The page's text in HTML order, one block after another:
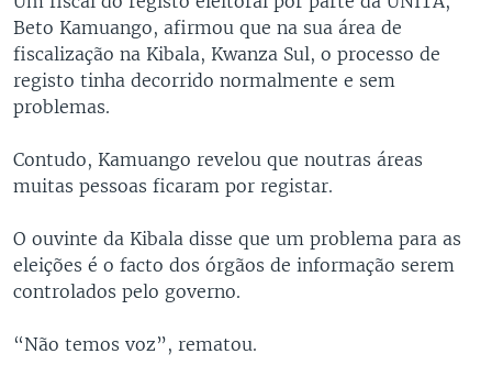
Beto Kamuango, afirmou que na sua área de
fiscalização na Kibala, Kwanza Sul, o processo de
registo tinha decorrido normalmente e sem
problemas.
Contudo, Kamuango revelou que noutras áreas
muitas pessoas ficaram por registar.
O ouvinte da Kibala disse que um problema para as
eleições é o facto dos órgãos de informação serem
controlados pelo governo.
“Não temos voz”, rematou.